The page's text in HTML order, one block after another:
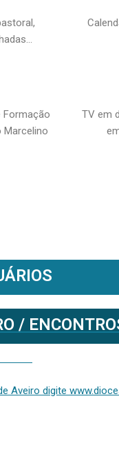
Marcelino
TV em
/
Aveiro digite